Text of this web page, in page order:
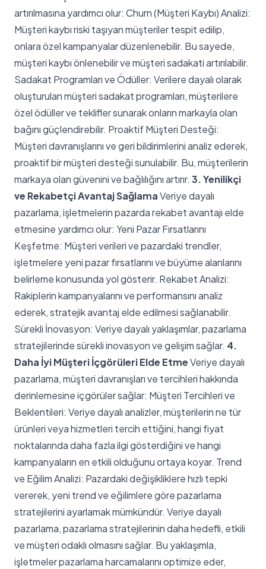
artırılmasına yardımcı olur: Churn (Müşteri Kaybı) Analizi:
Müşteri kaybı riski taşıyan müşteriler tespit edilip,
onlara özel kampanyalar düzenlenebilir. Bu sayede,
müşteri kaybı önlenebilir ve müşteri sadakati artırılabilir.
Sadakat Programları ve Ödüller: Verilere dayalı olarak
oluşturulan müşteri sadakat programları, müşterilere
özel ödüller ve teklifler sunarak onların markayla olan
bağını güçlendirebilir. Proaktif Müşteri Desteği:
Müşteri davranışlarını ve geri bildirimlerini analiz ederek,
proaktif bir müşteri desteği sunulabilir. Bu, müşterilerin
markaya olan güvenini ve bağlılığını artırır. 3. Yenilikçi
ve Rekabetçi Avantaj SağlamaVeriye dayalı
pazarlama, işletmelerin pazarda rekabet avantajı elde
etmesine yardımcı olur: Yeni Pazar Fırsatlarını
Keşfetme: Müşteri verileri ve pazardaki trendler,
işletmelere yeni pazar fırsatlarını ve büyüme alanlarını
belirleme konusunda yol gösterir. Rekabet Analizi:
Rakiplerin kampanyalarını ve performansını analiz
ederek, stratejik avantaj elde edilmesi sağlanabilir.
Sürekli İnovasyon: Veriye dayalı yaklaşımlar, pazarlama
stratejilerinde sürekli inovasyon ve gelişim sağlar. 4.
Daha İyi Müşteri İçgörüleri Elde EtmeVeriye dayalı
pazarlama, müşteri davranışları ve tercihleri hakkında
derinlemesine içgörüler sağlar: Müşteri Tercihleri ve
Beklentileri: Veriye dayalı analizler, müşterilerin ne tür
ürünleri veya hizmetleri tercih ettiğini, hangi fiyat
noktalarında daha fazla ilgi gösterdiğini ve hangi
kampanyaların en etkili olduğunu ortaya koyar. Trend
ve Eğilim Analizi: Pazardaki değişikliklere hızlı tepki
vererek, yeni trend ve eğilimlere göre pazarlama
stratejilerini ayarlamak mümkündür. Veriye dayalı
pazarlama, pazarlama stratejilerinin daha hedefli, etkili
ve müşteri odaklı olmasını sağlar. Bu yaklaşımla,
işletmeler pazarlama harcamalarını optimize eder,